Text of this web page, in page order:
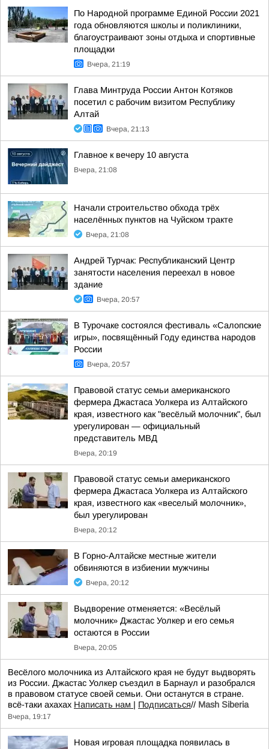
По Народной программе Единой России 2021
года обновляются школы и поликлиники,
благоустраивают зоны отдыха и спортивные
площадки
Вчера, 21:19
Глава Минтруда России Антон Котяков
посетил с рабочим визитом Республику
Алтай
Вчера, 21:13
Главное к вечеру 10 августа
Вчера, 21:08
Начали строительство обхода трёх
населённых пунктов на Чуйском тракте
Вчера, 21:08
Андрей Турчак: Республиканский Центр
занятости населения переехал в новое
здание
Вчера, 20:57
В Турочаке состоялся фестиваль «Салопские
игры», посвящённый Году единства народов
России
Вчера, 20:57
Правовой статус семьи американского
фермера Джастаса Уолкера из Алтайского
края, известного как "весёлый молочник", был
урегулирован — официальный
представитель МВД
Вчера, 20:19
Правовой статус семьи американского
фермера Джастаса Уолкера из Алтайского
края, известного как «веселый молочник»,
был урегулирован
Вчера, 20:12
В Горно-Алтайске местные жители
обвиняются в избиении мужчины
Вчера, 20:12
Выдворение отменяется: «Весёлый
молочник» Джастас Уолкер и его семья
остаются в России
Вчера, 20:05
Весёлого молочника из Алтайского края не будут выдворять
из России. Джастас Уолкер съездил в Барнаул и разобрался
в правовом статусе своей семьи. Они останутся в стране.
всё-таки ахахах Написать нам | Подписаться// Mash Siberia
Вчера, 19:17
Новая игровая площадка появилась в